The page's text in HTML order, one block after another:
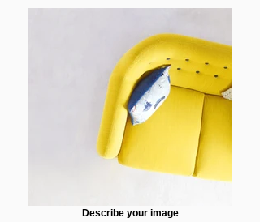
Describe your image